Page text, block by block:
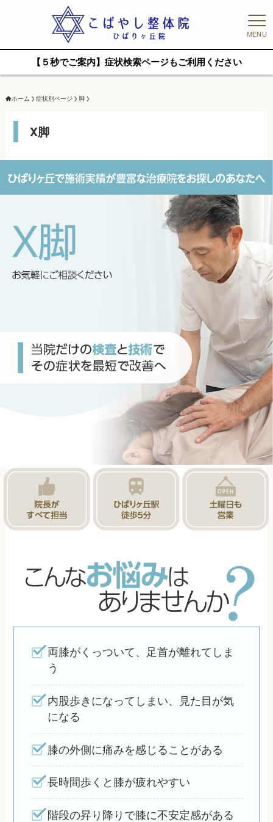
MENU
【５秒でご案内】症状検索ページもご利用ください
ホーム 症状別ページ 脚
X脚
両膝がくっついて、足首が離れてしま
う
内股歩きになってしまい、見た目が気
になる
膝の外側に痛みを感じることがある
長時間歩くと膝が疲れやすい
階段の昇り降りで膝に不安定感がある